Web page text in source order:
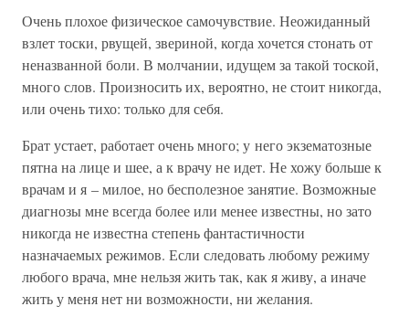
Очень плохое физическое самочувствие. Неожиданный
взлет тоски, рвущей, звериной, когда хочется стонать от
неназванной боли. В молчании, идущем за такой тоской,
много слов. Произносить их, вероятно, не стоит никогда,
или очень тихо: только для себя.
Брат устает, работает очень много; у него экзематозные
пятна на лице и шее, а к врачу не идет. Не хожу больше к
врачам и я – милое, но бесполезное занятие. Возможные
диагнозы мне всегда более или менее известны, но зато
никогда не известна степень фантастичности
назначаемых режимов. Если следовать любому режиму
любого врача, мне нельзя жить так, как я живу, а иначе
жить у меня нет ни возможности, ни желания.